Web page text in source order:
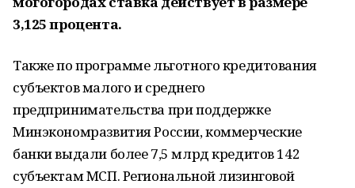
3,125 процента.
Также по программе льготного кредитования
субъектов малого и среднего
предпринимательства при поддержке
Минэкономразвития России, коммерческие
банки выдали более 7,5 млрд кредитов 142
субъектам МСП. Региональной лизинговой